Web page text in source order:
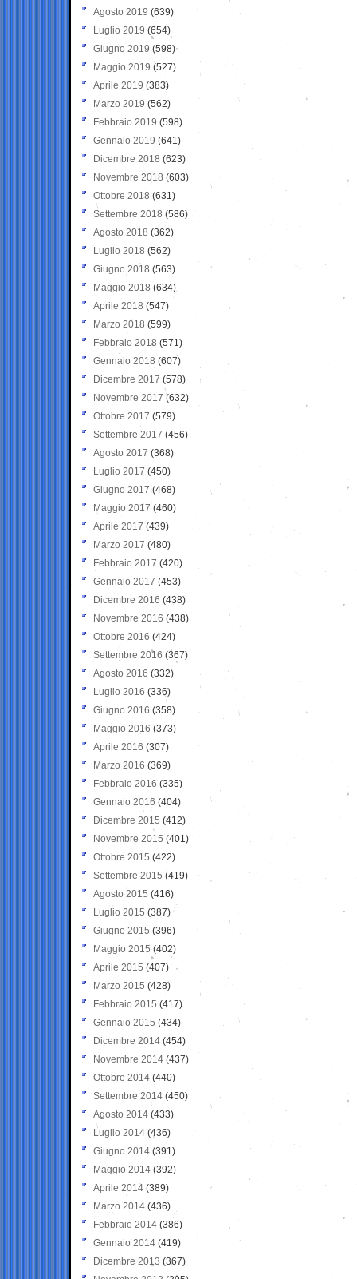
Agosto 2019 (639)
Luglio 2019 (654)
Giugno 2019 (598)
Maggio 2019 (527)
Aprile 2019 (383)
Marzo 2019 (562)
Febbraio 2019 (598)
Gennaio 2019 (641)
Dicembre 2018 (623)
Novembre 2018 (603)
Ottobre 2018 (631)
Settembre 2018 (586)
Agosto 2018 (362)
Luglio 2018 (562)
Giugno 2018 (563)
Maggio 2018 (634)
Aprile 2018 (547)
Marzo 2018 (599)
Febbraio 2018 (571)
Gennaio 2018 (607)
Dicembre 2017 (578)
Novembre 2017 (632)
Ottobre 2017 (579)
Settembre 2017 (456)
Agosto 2017 (368)
Luglio 2017 (450)
Giugno 2017 (468)
Maggio 2017 (460)
Aprile 2017 (439)
Marzo 2017 (480)
Febbraio 2017 (420)
Gennaio 2017 (453)
Dicembre 2016 (438)
Novembre 2016 (438)
Ottobre 2016 (424)
Settembre 2016 (367)
Agosto 2016 (332)
Luglio 2016 (336)
Giugno 2016 (358)
Maggio 2016 (373)
Aprile 2016 (307)
Marzo 2016 (369)
Febbraio 2016 (335)
Gennaio 2016 (404)
Dicembre 2015 (412)
Novembre 2015 (401)
Ottobre 2015 (422)
Settembre 2015 (419)
Agosto 2015 (416)
Luglio 2015 (387)
Giugno 2015 (396)
Maggio 2015 (402)
Aprile 2015 (407)
Marzo 2015 (428)
Febbraio 2015 (417)
Gennaio 2015 (434)
Dicembre 2014 (454)
Novembre 2014 (437)
Ottobre 2014 (440)
Settembre 2014 (450)
Agosto 2014 (433)
Luglio 2014 (436)
Giugno 2014 (391)
Maggio 2014 (392)
Aprile 2014 (389)
Marzo 2014 (436)
Febbraio 2014 (386)
Gennaio 2014 (419)
Dicembre 2013 (367)